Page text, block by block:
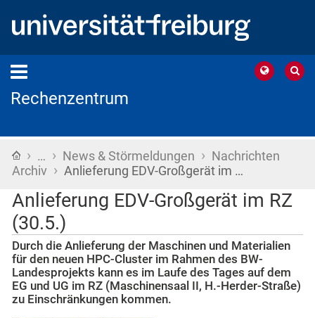
Rechenzentrum
Startseite
› … › News & Störmeldungen › Nachrichten
Archiv › Anlieferung EDV-Großgerät im …
Anlieferung EDV-Großgerät im RZ
(30.5.)
Durch die Anlieferung der Maschinen und Materialien
für den neuen HPC-Cluster im Rahmen des BW-
Landesprojekts kann es im Laufe des Tages auf dem
EG und UG im RZ (Maschinensaal II, H.-Herder-Straße)
zu Einschränkungen kommen.